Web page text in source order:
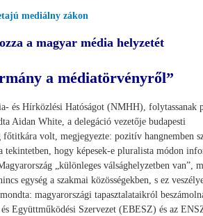
mediálny zákon
a magyar média helyzetét
a médiatörvényről”
és Hírközlési Hatóságot (NMHH), folytassanak
Aidan White, a delegáció vezetője budapesti
volt, megjegyezte: pozitív hangnemben
hogy képesek-e pluralista módon
„különleges válsághelyzetben van”,
egység a szakmai közösségekben, s ez
magyarországi tapasztalataikról
Együttműködési Szervezet (EBESZ) és az